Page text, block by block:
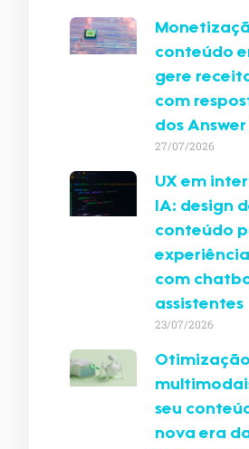
conteúdo
gere
com
dos Answer
27/07/2026
UX em
IA: design
conteúdo
com
assistentes
23/07/2026
seu
nova era